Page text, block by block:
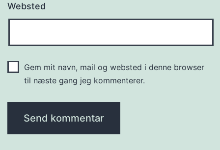
Websted
Gem mit navn, mail og websted i denne browser
til næste gang jeg kommenterer.